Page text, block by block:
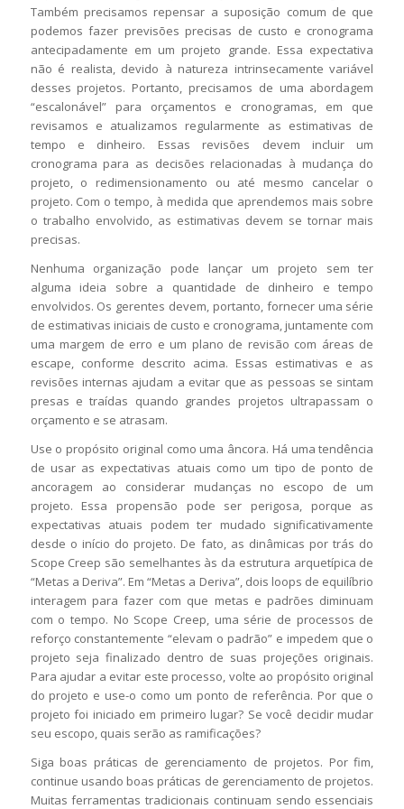
Também precisamos repensar a suposição comum de que
podemos fazer previsões precisas de custo e cronograma
antecipadamente em um projeto grande. Essa expectativa
não é realista, devido à natureza intrinsecamente variável
desses projetos. Portanto, precisamos de uma abordagem
“escalonável” para orçamentos e cronogramas, em que
revisamos e atualizamos regularmente as estimativas de
tempo e dinheiro. Essas revisões devem incluir um
cronograma para as decisões relacionadas à mudança do
projeto, o redimensionamento ou até mesmo cancelar o
projeto. Com o tempo, à medida que aprendemos mais sobre
o trabalho envolvido, as estimativas devem se tornar mais
precisas.
Nenhuma organização pode lançar um projeto sem ter
alguma ideia sobre a quantidade de dinheiro e tempo
envolvidos. Os gerentes devem, portanto, fornecer uma série
de estimativas iniciais de custo e cronograma, juntamente com
uma margem de erro e um plano de revisão com áreas de
escape, conforme descrito acima. Essas estimativas e as
revisões internas ajudam a evitar que as pessoas se sintam
presas e traídas quando grandes projetos ultrapassam o
orçamento e se atrasam.
Use o propósito original como uma âncora. Há uma tendência
de usar as expectativas atuais como um tipo de ponto de
ancoragem ao considerar mudanças no escopo de um
projeto. Essa propensão pode ser perigosa, porque as
expectativas atuais podem ter mudado significativamente
desde o início do projeto. De fato, as dinâmicas por trás do
Scope Creep são semelhantes às da estrutura arquetípica de
“Metas a Deriva”. Em “Metas a Deriva”, dois loops de equilíbrio
interagem para fazer com que metas e padrões diminuam
com o tempo. No Scope Creep, uma série de processos de
reforço constantemente “elevam o padrão” e impedem que o
projeto seja finalizado dentro de suas projeções originais.
Para ajudar a evitar este processo, volte ao propósito original
do projeto e use-o como um ponto de referência. Por que o
projeto foi iniciado em primeiro lugar? Se você decidir mudar
seu escopo, quais serão as ramificações?
Siga boas práticas de gerenciamento de projetos. Por fim,
continue usando boas práticas de gerenciamento de projetos.
Muitas ferramentas tradicionais continuam sendo essenciais